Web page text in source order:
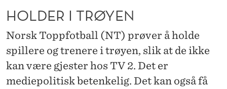
E
N
HOLDER I TRØYEN
Norsk Toppfotball (NT) prøver å holde
spillere og trenere i trøyen, slik at de ikke
kan være gjester hos TV 2. Det er
mediepolitisk betenkelig. Det kan også få